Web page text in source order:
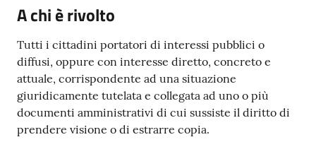
e
A
P
P
U
N
T
A
A chi è rivolto
Tutti i cittadini portatori di interessi pubblici o
diffusi, oppure con interesse diretto, concreto e
attuale, corrispondente ad una situazione
giuridicamente tutelata e collegata ad uno o più
documenti amministrativi di cui sussiste il diritto di
prendere visione o di estrarre copia.